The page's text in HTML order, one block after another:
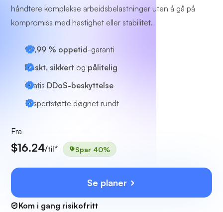
håndtere komplekse arbeidsbelastninger uten å gå på
kompromiss med hastighet eller stabilitet.
99,99 % oppetid-garanti
Raskt, sikkert og pålitelig
Gratis DDoS-beskyttelse
Ekspertstøtte døgnet rundt
Fra
$16.24/til* Spar 40%
Se planer
Kom i gang risikofritt